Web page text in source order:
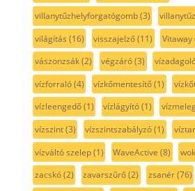
villanytűzhelyforgatógomb(3)
világítás (16) visszajelző(11) Vitaway
vászonzsák(2) végzáró(3)
vízforraló(4) vízkőmentesítő(1)
vízleengedő(1) vízlágyító(1)
vízszint(3) vízszintszabályzó(1)
vízváltó szelep(1) WaveActive (8) wok
zacskó(2) zavarszűrő(2) zsanér(76)